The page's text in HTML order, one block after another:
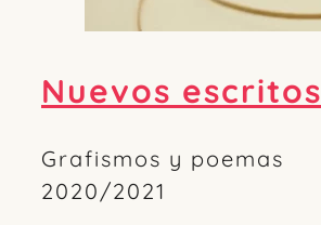
Nuevos escritos
Grafismos y poemas
2020/2021